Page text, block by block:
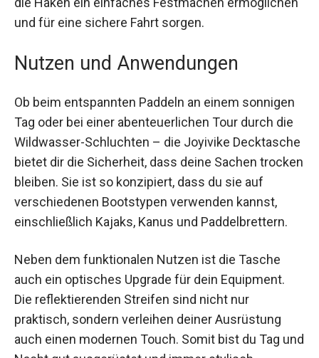
Festmachen ermöglichen und für eine sichere
Fahrt sorgen.
Nutzen und Anwendungen
Ob beim entspannten Paddeln an einem
sonnigen Tag oder bei einer abenteuerlichen Tour
durch die Wildwasser-Schluchten – die Joyivike
Decktasche bietet dir die Sicherheit, dass deine
Sachen trocken bleiben. Sie ist so konzipiert,
dass du sie auf verschiedenen Bootstypen
verwenden kannst, einschließlich Kajaks, Kanus
und Paddelbrettern.
Neben dem funktionalen Nutzen ist die Tasche
auch ein optisches Upgrade für dein Equipment.
Die reflektierenden Streifen sind nicht nur
praktisch, sondern verleihen deiner Ausrüstung